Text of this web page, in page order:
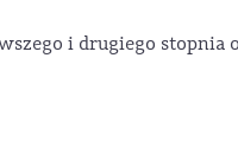
i drugiego stopnia